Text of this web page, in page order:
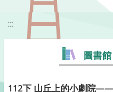
:::
圖書
112下 山丘上的小劇院